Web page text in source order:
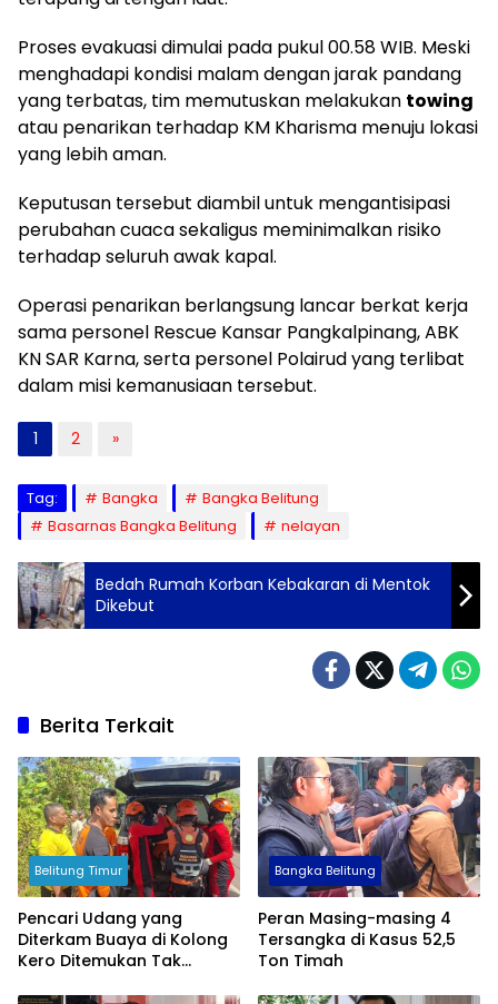
Proses evakuasi dimulai pada pukul 00.58 WIB. Meski
menghadapi kondisi malam dengan jarak pandang
yang terbatas, tim memutuskan melakukan towing
atau penarikan terhadap KM Kharisma menuju lokasi
yang lebih aman.
Keputusan tersebut diambil untuk mengantisipasi
perubahan cuaca sekaligus meminimalkan risiko
terhadap seluruh awak kapal.
Operasi penarikan berlangsung lancar berkat kerja
sama personel Rescue Kansar Pangkalpinang, ABK
KN SAR Karna, serta personel Polairud yang terlibat
dalam misi kemanusiaan tersebut.
1 2 »
Tag: Bangka
Bangka Belitung
Basarnas Bangka Belitung
nelayan
Bedah Rumah Korban Kebakaran di Mentok
Dikebut
Berita Terkait
Belitung Timur
Pencari Udang yang
Diterkam Buaya di Kolong
Kero Ditemukan Tak
Bangka Belitung
Peran Masing-masing 4
Tersangka di Kasus 52,5
Ton Timah